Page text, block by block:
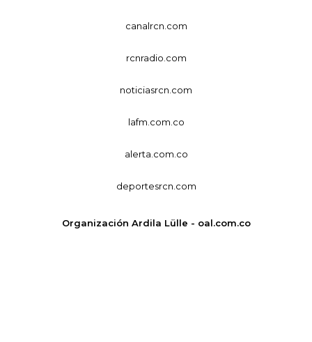
canalrcn.com
rcnradio.com
noticiasrcn.com
lafm.com.co
alerta.com.co
deportesrcn.com
Organización Ardila Lülle - oal.com.co